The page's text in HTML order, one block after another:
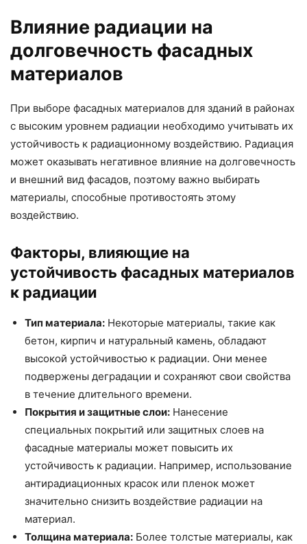
Влияние радиации на
долговечность фасадных
материалов
При выборе фасадных материалов для зданий в районах
с высоким уровнем радиации необходимо учитывать их
устойчивость к радиационному воздействию. Радиация
может оказывать негативное влияние на долговечность
и внешний вид фасадов, поэтому важно выбирать
материалы, способные противостоять этому
воздействию.
Факторы, влияющие на
устойчивость фасадных материалов
к радиации
Тип материала: Некоторые материалы, такие как
бетон, кирпич и натуральный камень, обладают
высокой устойчивостью к радиации. Они менее
подвержены деградации и сохраняют свои свойства
в течение длительного времени.
Покрытия и защитные слои: Нанесение
специальных покрытий или защитных слоев на
фасадные материалы может повысить их
устойчивость к радиации. Например, использование
антирадиационных красок или пленок может
значительно снизить воздействие радиации на
материал.
Толщина материала: Более толстые материалы, как